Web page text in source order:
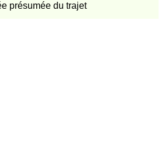
présumée du trajet